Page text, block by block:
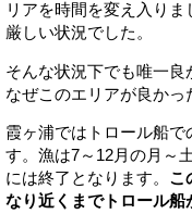
リアを時間を変え入り
厳しい状況でした。
そんな状況下でも唯一良
なぜこのエリアが良かっ
霞ヶ浦ではトロール船で
す。漁は7～12月の月～
には終了となります。 こ
なり近くまでトロール